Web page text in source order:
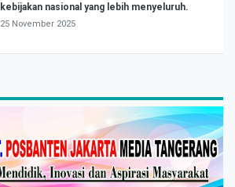
kebijakan nasional yang lebih menyeluruh.
25 November 2025